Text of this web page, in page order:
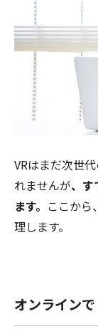
VRはまだ次世
れませんが、す
ます。 ここから
理します。
オンライン